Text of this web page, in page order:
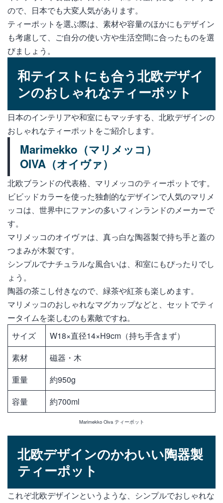
ので、日本でも大変人気があります。
ティーポットを選ぶ際は、素材や容量のほかにもデザイン
も考慮して、ご自分の使い方や生活空間に合ったものを選
びましょう。
和テイストにも合う北欧デザイ
ンのおしゃれなティーポット
日本のインテリアや和室にもマッチする、北欧デザインの
おしゃれなティーポットをご紹介します。
Marimekko（マリメッコ）
OIVA（オイヴァ）
北欧ブランドの代表格、マリメッコのティーポットです。
ビビッドカラーを使った独創的なデザインで人気のマリメ
ッコは、世界中にファンの多いフィンランドのメーカーで
す。
マリメッコのオイヴァは、真っ白な陶器製で持ち手と蓋の
つまみが木製です。
シンプルでナチュラルな風合いは、和室にもぴったりでし
ょう。
陶器の茶こし付きなので、緑茶や紅茶も楽しめます。
マリメッコのおしゃれなマグカップなどと、セットでティ
ータイムを楽しむのも素敵ですね。
サイズ
W18×直径14×H9cm（持ち手含まず）
素材
磁器・木
重量
約950g
容量
約700ml
Marimekko Oiva ティーポット
北欧デザインのかわいい陶器製
ティーポット
これぞ北欧デザインというような、シンプルでおしゃれな